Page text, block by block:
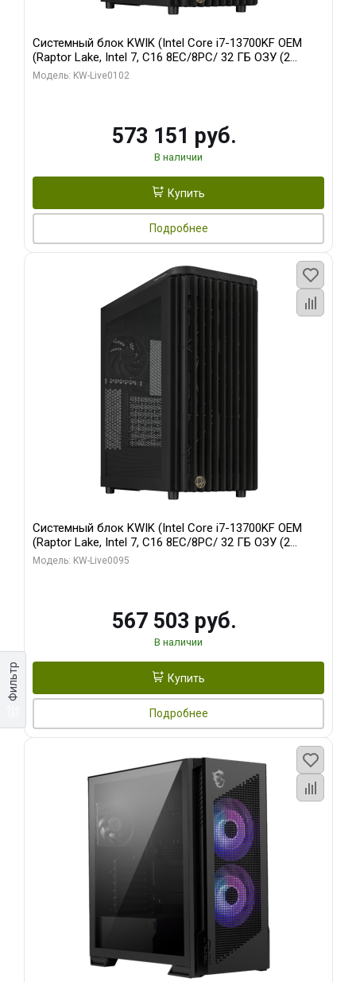
Фильтр
Системный блок KWIK (Intel Core i7-13700KF OEM
(Raptor Lake, Intel 7, C16 8EC/8PC/ 32 ГБ ОЗУ (2
модуля)/ Afox RTX4090 24GB GDDR6X 384-Bit 3xDP
Модель: KW-Live0102
573 151 руб.
В наличии
Купить
Подробнее
Системный блок KWIK (Intel Core i7-13700KF OEM
(Raptor Lake, Intel 7, C16 8EC/8PC/ 32 ГБ ОЗУ (2
модуля)/ Afox RTX4090 24GB GDDR6X 384-Bit 3xDP
Модель: KW-Live0095
567 503 руб.
В наличии
Купить
Подробнее